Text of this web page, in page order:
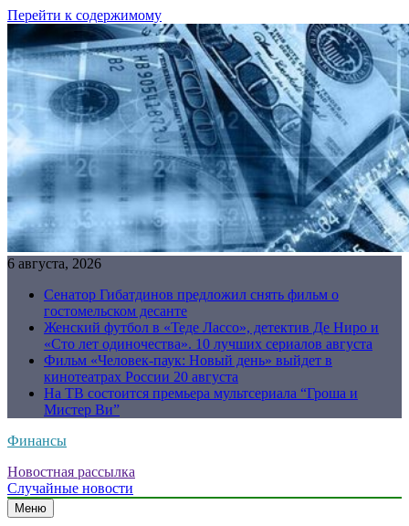
Перейти к содержимому
6 августа, 2026
Сенатор Гибатдинов предложил снять фильм о
гостомельском десанте
Женский футбол в «Теде Лассо», детектив Де Ниро и
«Сто лет одиночества». 10 лучших сериалов августа
Фильм «Человек-паук: Новый день» выйдет в
кинотеатрах России 20 августа
На ТВ состоится премьера мультсериала “Гроша и
Мистер Ви”
Финансы
Новостная рассылка
Случайные новости
Меню